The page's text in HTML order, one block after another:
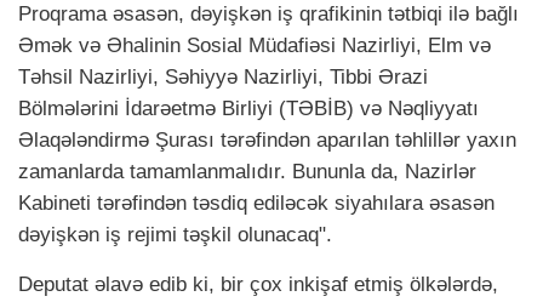
Proqrama əsasən, dəyişkən iş qrafikinin tətbiqi ilə bağlı
Əmək və Əhalinin Sosial Müdafiəsi Nazirliyi, Elm və
Təhsil Nazirliyi, Səhiyyə Nazirliyi, Tibbi Ərazi
Bölmələrini İdarəetmə Birliyi (TƏBİB) və Nəqliyyatı
Əlaqələndirmə Şurası tərəfindən aparılan təhlillər yaxın
zamanlarda tamamlanmalıdır. Bununla da, Nazirlər
Kabineti tərəfindən təsdiq ediləcək siyahılara əsasən
dəyişkən iş rejimi təşkil olunacaq".
Deputat əlavə edib ki, bir çox inkişaf etmiş ölkələrdə,